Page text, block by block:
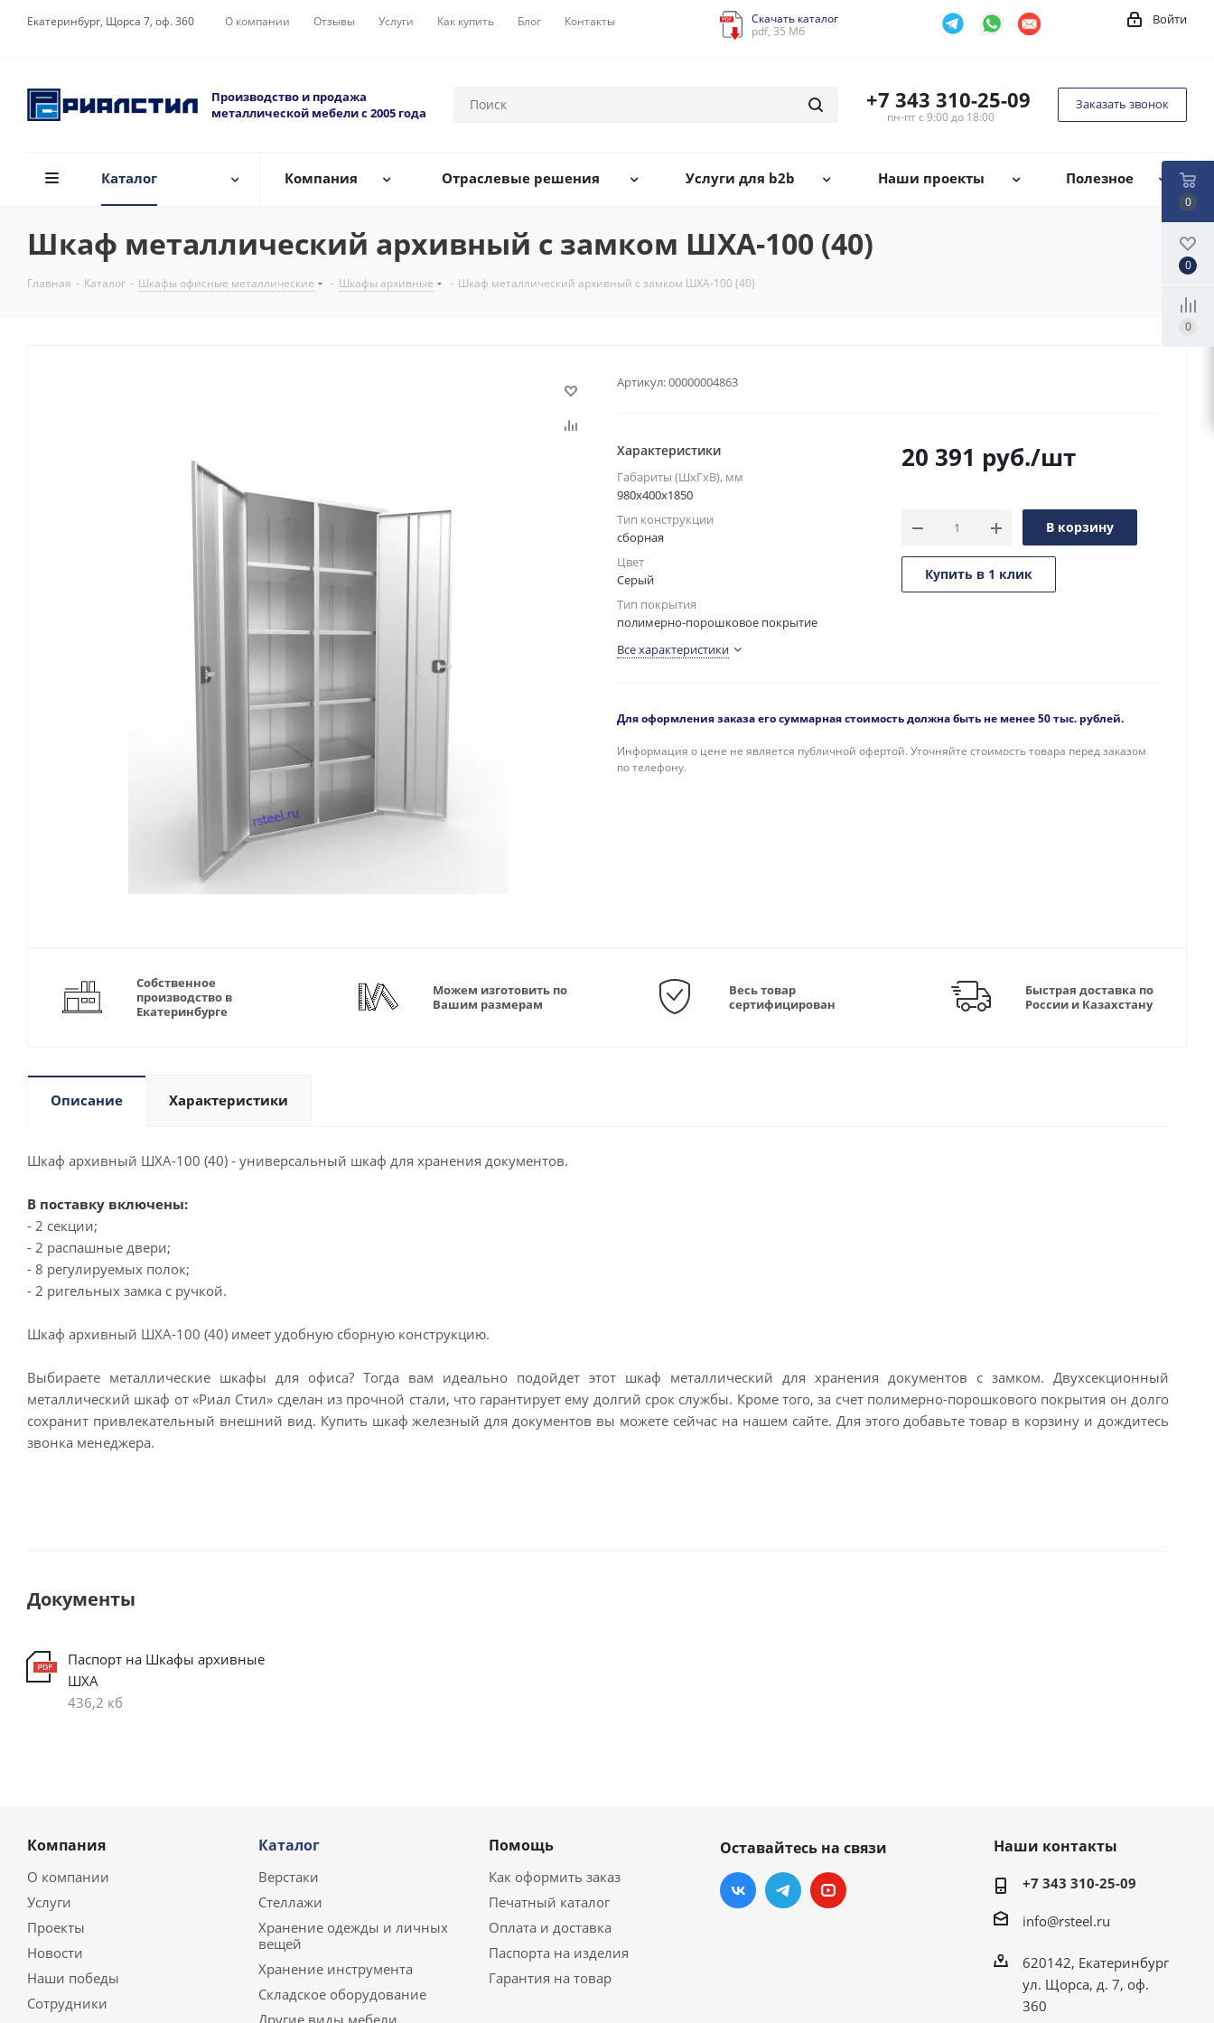
Екатеринбург, Щорса 7, оф. 360 О компании Отзывы Услуги Как купить Блог Контакты
Скачать каталог
pdf, 35 Мб
Войти
Производство и продажа
металлической мебели с 2005 года
+7 343 310-25-09
пн-пт с 9:00 до 18:00
Заказать звонок
Каталог Компания Отраслевые решения Услуги для b2b Наши проекты Полезное
Шкаф металлический архивный с замком ШХА-100 (40)
Главная - Каталог - Шкафы офисные металлические - Шкафы архивные - Шкаф металлический архивный с замком ШХА-100 (40)
Артикул:00000004863
Характеристики
Габариты (ШxГxВ), мм
980x400x1850
Тип конструкции
сборная
Цвет
Серый
Тип покрытия
полимерно-порошковое покрытие
Все характеристики
20 391 руб./шт
В корзину
Купить в 1 клик
Для оформления заказа его суммарная стоимость должна быть не менее 50 тыс. рублей.
Информация о цене не является публичной офертой. Уточняйте стоимость товара перед заказом
по телефону.
Собственное
производство в
Екатеринбурге
Можем изготовить по
Вашим размерам
Весь товар
сертифицирован
Быстрая доставка по
России и Казахстану
Описание Характеристики
Шкаф архивный ШХА-100 (40) - универсальный шкаф для хранения документов.
В поставку включены:
- 2 секции;
- 2 распашные двери;
- 8 регулируемых полок;
- 2 ригельных замка с ручкой.
Шкаф архивный ШХА-100 (40) имеет удобную сборную конструкцию.
Выбираете металлические шкафы для офиса? Тогда вам идеально подойдет этот шкаф металлический для хранения документов с замком. Двухсекционный
металлический шкаф от «Риал Стил» сделан из прочной стали, что гарантирует ему долгий срок службы. Кроме того, за счет полимерно-порошкового покрытия он долго
сохранит привлекательный внешний вид. Купить шкаф железный для документов вы можете сейчас на нашем сайте. Для этого добавьте товар в корзину и дождитесь
звонка менеджера.
Документы
Паспорт на Шкафы архивные
ШХА
436,2 кб
Компания
О компании
Услуги
Проекты
Новости
Наши победы
Сотрудники
Каталог
Верстаки
Стеллажи
Хранение одежды и личных
вещей
Хранение инструмента
Складское оборудование
Другие виды мебели
Помощь
Как оформить заказ
Печатный каталог
Оплата и доставка
Паспорта на изделия
Гарантия на товар
Оставайтесь на связи Наши контакты
+7 343 310-25-09
info@rsteel.ru
620142, Екатеринбург
ул. Щорса, д. 7, оф.
360
0
0
0